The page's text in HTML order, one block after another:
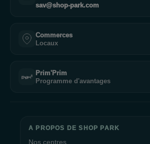
sav@shop-park.com
Commerces
Locaux
Prim'Prim
Programme d'avantages
A PROPOS DE SHOP PARK
Nos centres